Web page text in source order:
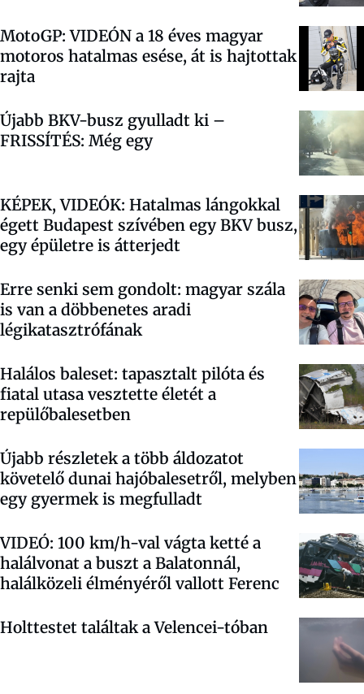
MotoGP: VIDEÓN a 18 éves magyar
motoros hatalmas esése, át is hajtottak
rajta
Újabb BKV-busz gyulladt ki –
FRISSÍTÉS: Még egy
KÉPEK, VIDEÓK: Hatalmas lángokkal
égett Budapest szívében egy BKV busz,
egy épületre is átterjedt
Erre senki sem gondolt: magyar szála
is van a döbbenetes aradi
légikatasztrófának
Halálos baleset: tapasztalt pilóta és
fiatal utasa vesztette életét a
repülőbalesetben
Újabb részletek a több áldozatot
követelő dunai hajóbalesetről, melyben
egy gyermek is megfulladt
VIDEÓ: 100 km/h-val vágta ketté a
halálvonat a buszt a Balatonnál,
halálközeli élményéről vallott Ferenc
Holttestet találtak a Velencei-tóban